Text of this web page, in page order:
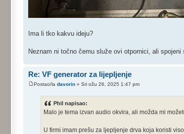
Ima li tko kakvu ideju?
Neznam ni točno čemu služe ovi otpornici, ali
Re: VF generator za lijepljenje
Postao/ladavorin » Sri ožu 26, 2025 1:47 pm
Phil napisao:
Malo je tema izvan audio okvira, ali možda mi
U firmi imam prešu za ljepljenje drva koja koristi